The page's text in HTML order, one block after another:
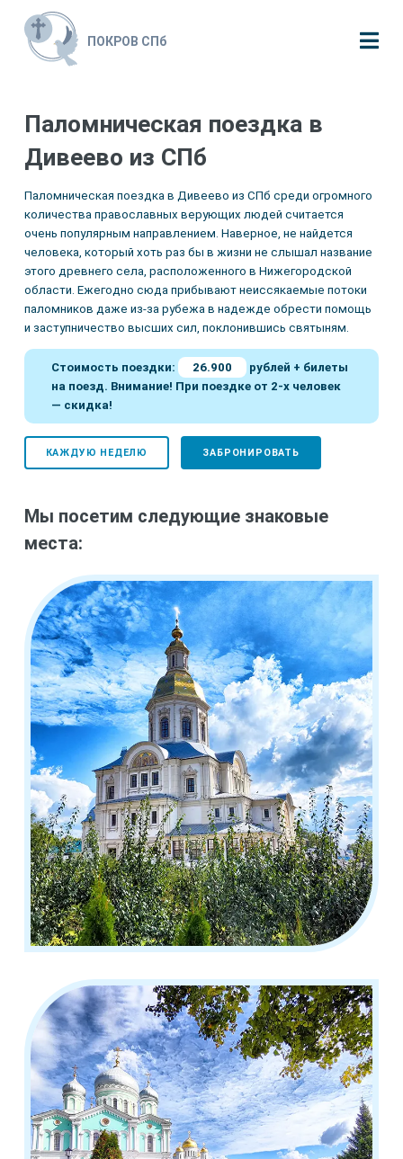
ПОКРОВ СПб
Паломническая поездка в
Дивеево из СПб
Паломническая поездка в Дивеево из СПб среди огромного
количества православных верующих людей считается
очень популярным направлением. Наверное, не найдется
человека, который хоть раз бы в жизни не слышал название
этого древнего села, расположенного в Нижегородской
области. Ежегодно сюда прибывают неиссякаемые потоки
паломников даже из-за рубежа в надежде обрести помощь
и заступничество высших сил, поклонившись святыням.
Стоимость поездки: 26.900
рублей + билеты
на поезд. Внимание! При поездке от 2-х человек
— скидка!
КАЖДУЮ НЕДЕЛЮ ЗАБРОНИРОВАТЬ
Мы посетим следующие знаковые
места: